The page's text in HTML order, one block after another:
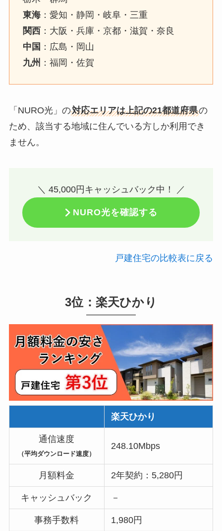
東海：愛知・静岡・岐阜・三重
関西：大阪・兵庫・京都・滋賀・奈良
中国 ：広島・岡山
九州 ：福岡・佐賀
「NURO光」の対応エリアは上記の21都道府県の
ため、該当する地域に住んでいる方しか利用でき
ません。
＼ 45,000円キャッシュバック中！ ／
NURO光を確認する
戸建住宅の比較表に戻る
3位：楽天ひかり
楽天ひかり
通信速度
（平均ダウンロード速度）
248.10Mbps
月額料金 2年契約：5,280円
キャッシュバック －
事務手数料 1,980円